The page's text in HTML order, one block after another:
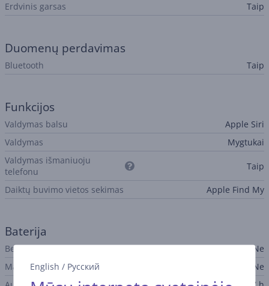
English / Русский
Erdvinis garsas
Taip
Duomenų perdavimas
Bluetooth Taip
Funkcijos
Valdymas balsu
Apple Siri
Valdymas
Mygtukai
Valdymas išmaniuoju
telefonu
Taip
Daiktų buvimo vietos sekimas Apple Find My
Baterija
Belaidis įkrovimas
Ne
MagSafe
Ne